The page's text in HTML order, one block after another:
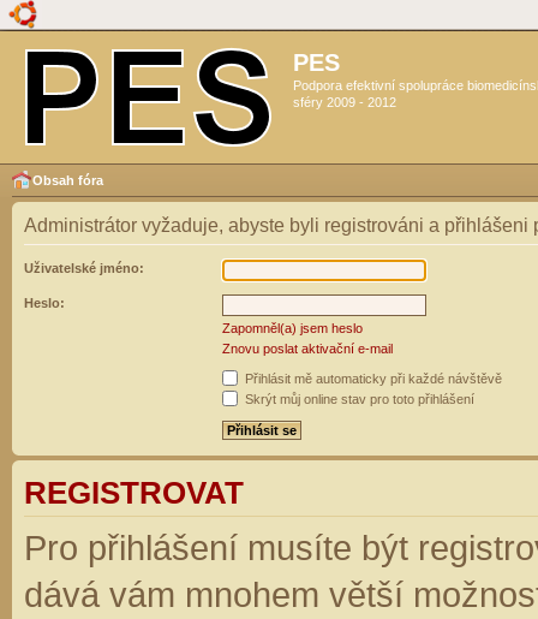
PES
Podpora efektivní spolupráce
sféry 2009 - 2012
Obsah fóra
Administrátor vyžaduje, abyste byli registrováni a přihlášeni
Uživatelské jméno:
Heslo:
Zapomněl(a) jsem heslo
Znovu poslat aktivační e-mail
Přihlásit mě automaticky při každé návštěvě
Skrýt můj online stav pro toto přihlášení
REGISTROVAT
Pro přihlášení musíte být
dává vám mnohem větší